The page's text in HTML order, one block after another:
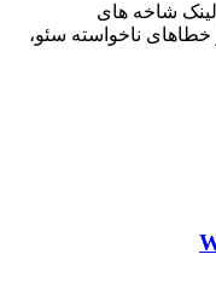
شاخه های
ناخواسته سئو،